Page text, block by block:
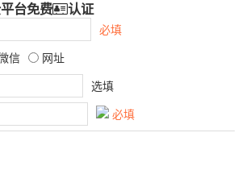
台免费 认证
必填
信 网址
选填
必填